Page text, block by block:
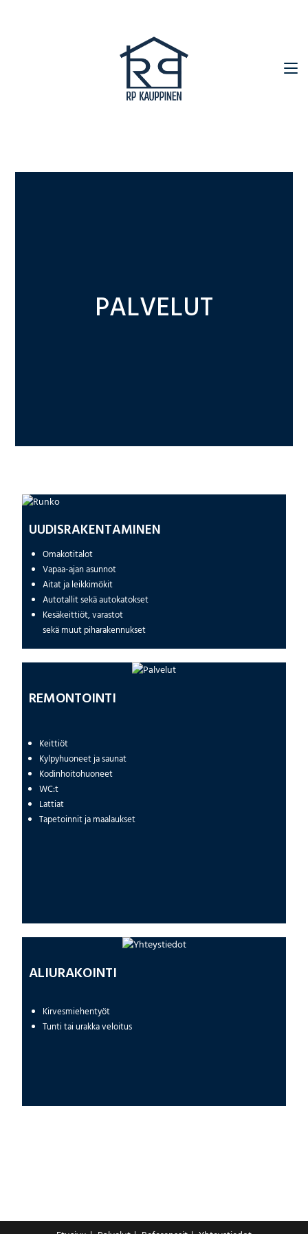
PALVELUT
UUDISRAKENTAMINEN
Omakotitalot
Vapaa-ajan asunnot
Aitat ja leikkimökit
Autotallit sekä autokatokset
Kesäkeittiöt, varastot
sekä muut piharakennukset
REMONTOINTI
Keittiöt
Kylpyhuoneet ja saunat
Kodinhoitohuoneet
WC:t
Lattiat
Tapetoinnit ja maalaukset
ALIURAKOINTI
Kirvesmiehentyöt
Tunti tai urakka veloitus